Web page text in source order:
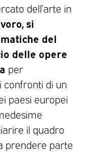
dell’arte in
si
del
delle opere
per
confronti di un
paesi europei
il quadro
prendere parte